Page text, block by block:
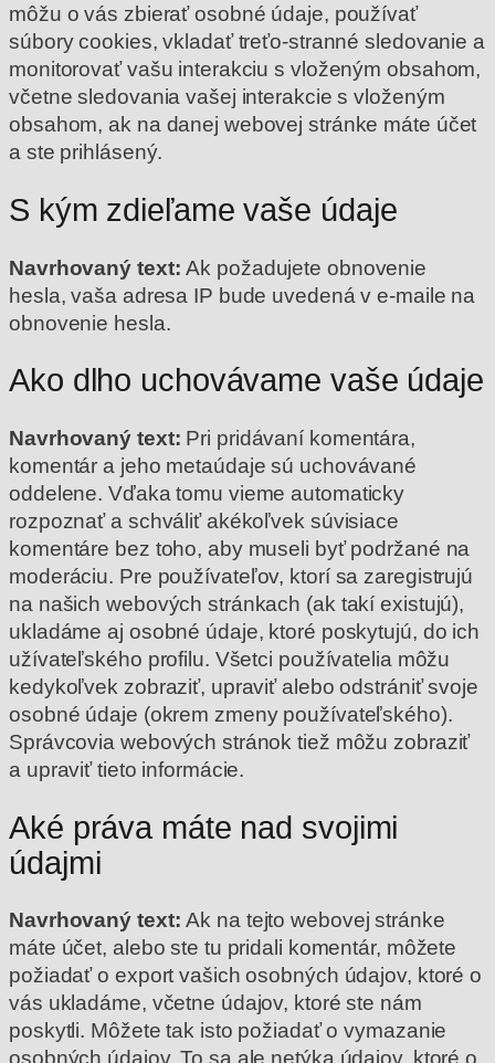
môžu o vás zbierať osobné údaje, používať
súbory cookies, vkladať treťo-stranné sledovanie a
monitorovať vašu interakciu s vloženým obsahom,
včetne sledovania vašej interakcie s vloženým
obsahom, ak na danej webovej stránke máte účet
a ste prihlásený.
S kým zdieľame vaše údaje
Navrhovaný text:Ak požadujete obnovenie
hesla, vaša adresa IP bude uvedená v e-maile na
obnovenie hesla.
Ako dlho uchovávame vaše údaje
Navrhovaný text: Pri pridávaní komentára,
komentár a jeho metaúdaje sú uchovávané
oddelene. Vďaka tomu vieme automaticky
rozpoznať a schváliť akékoľvek súvisiace
komentáre bez toho, aby museli byť podržané na
moderáciu. Pre používateľov, ktorí sa zaregistrujú
na našich webových stránkach (ak takí existujú),
ukladáme aj osobné údaje, ktoré poskytujú, do ich
užívateľského profilu. Všetci používatelia môžu
kedykoľvek zobraziť, upraviť alebo odstrániť svoje
osobné údaje (okrem zmeny používateľského).
Správcovia webových stránok tiež môžu zobraziť
a upraviť tieto informácie.
Aké práva máte nad svojimi
údajmi
Navrhovaný text:Ak na tejto webovej stránke
máte účet, alebo ste tu pridali komentár, môžete
požiadať o export vašich osobných údajov, ktoré o
vás ukladáme, včetne údajov, ktoré ste nám
poskytli. Môžete tak isto požiadať o vymazanie